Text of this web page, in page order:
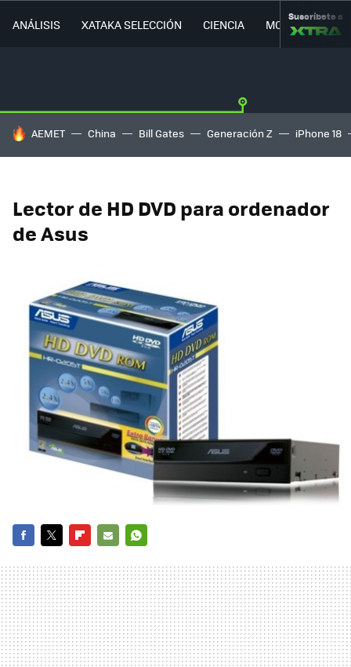
ANÁLISIS XATAKA SELECCIÓN CIENCIA MOVILIDAD
Suscríbete a
HOY SE HABLA DE
AEMET China Bill Gates Generación Z iPhone 18
Lector de HD DVD para ordenador
de Asus
MAIL